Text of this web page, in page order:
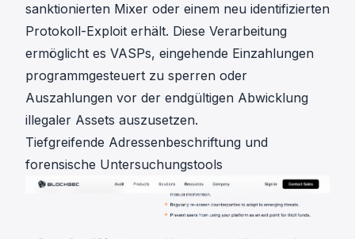
sanktionierten Mixer oder einem neu identifizierten
Protokoll-Exploit erhält. Diese Verarbeitung
ermöglicht es VASPs, eingehende Einzahlungen
programmgesteuert zu sperren oder
Auszahlungen vor der endgültigen Abwicklung
illegaler Assets auszusetzen.
Tiefgreifende Adressenbeschriftung und
forensische Untersuchungstools